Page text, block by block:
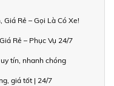
Giá Rẻ – Gọi Là Có Xe!
Rẻ – Phục Vụ 24/7
tín, nhanh chóng
giá tốt | 24/7